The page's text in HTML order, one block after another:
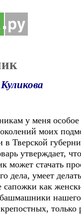
у меня
моих
в Тверской
утверждает,
может стачать
дела, умеет
как
нашего